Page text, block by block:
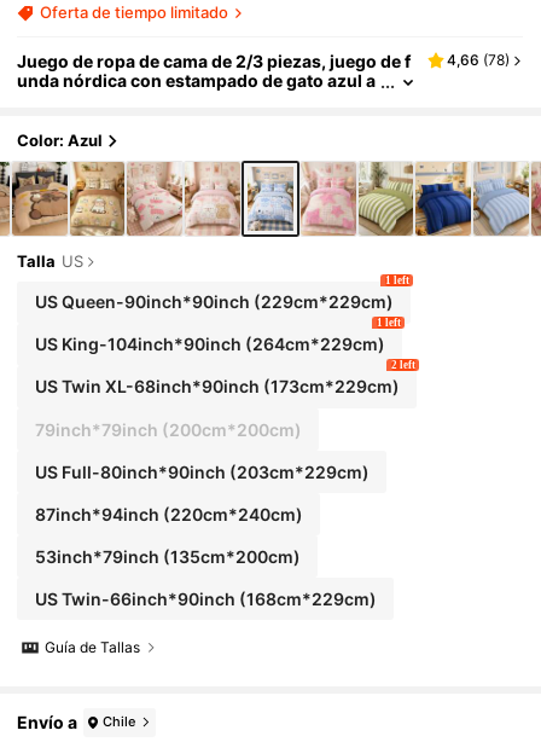
Oferta de tiempo limitado
Juego de ropa de cama de 2/3 piezas, juego de f
unda nórdica con estampado de gato azul a
nes, decoración navideña, regalo de Navidad, di
sponible en tamaños individual, doble, queen, ki
ng, dormitorio, textiles para el hogar minimalist
a, esencial para volver a la escuela, lavable a má
quina, decoración de otoño, suministros para la
habitación, 1 funda nórdica con 1/2 fundas de al
mohada (rellenos no incluidos).
4,66 (78)
Color: Azul
Talla US
US Queen-90inch*90inch (229cm*229cm)
1 left
US King-104inch*90inch (264cm*229cm)
1 left
US Twin XL-68inch*90inch (173cm*229cm)
2 left
79inch*79inch (200cm*200cm)
US Full-80inch*90inch (203cm*229cm)
87inch*94inch (220cm*240cm)
53inch*79inch (135cm*200cm)
US Twin-66inch*90inch (168cm*229cm)
Guía de Tallas
Envío a Chile